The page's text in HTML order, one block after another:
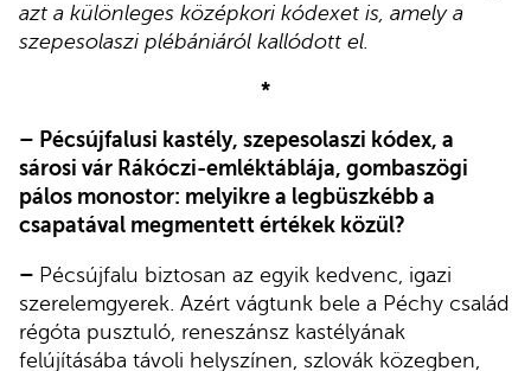
azt a különleges középkori kódexet is, amely a
szepesolaszi plébániáról kallódott el.
*
– Pécsújfalusi kastély, szepesolaszi kódex, a
sárosi vár Rákóczi-emléktáblája, gombaszögi
pálos monostor: melyikre a legbüszkébb a
csapatával megmentett értékek közül?
– Pécsújfalu biztosan az egyik kedvenc, igazi
szerelemgyerek. Azért vágtunk bele a Péchy család
régóta pusztuló, reneszánsz kastélyának
felújításába távoli helyszínen, szlovák közegben,